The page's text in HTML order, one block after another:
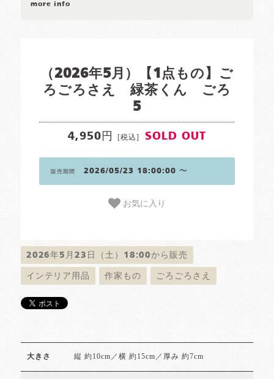
more info
（2026年5月）【1点もの】ご
ろごろさえ 緑茶くん ごろ
5
4,950円 [税込] SOLD OUT
販売期間 2026/05/23 18:00:00 〜
お気に入り
2026年5月23日（土）18:00から販売
インテリア用品 作家もの ごろごろさえ
大きさ 縦 約10cm／横 約15cm／厚み 約7cm